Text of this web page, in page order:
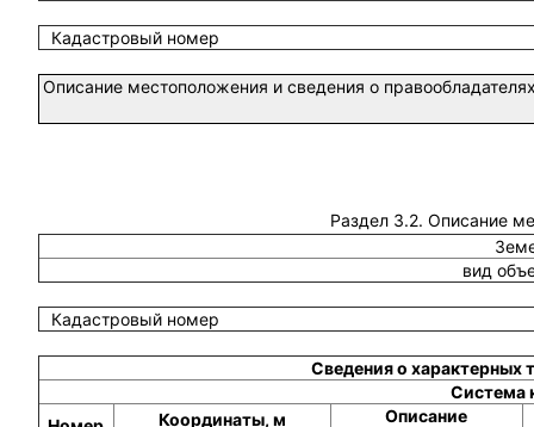
Кадастровый номер
Описание местоположения и сведения о
Раздел 3.2. Описание
вид
Кадастровый номер
Сведения о характерных
Система
Координаты, м
Описание